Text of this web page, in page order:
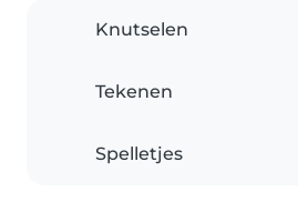
Knutselen
Tekenen
Spelletjes